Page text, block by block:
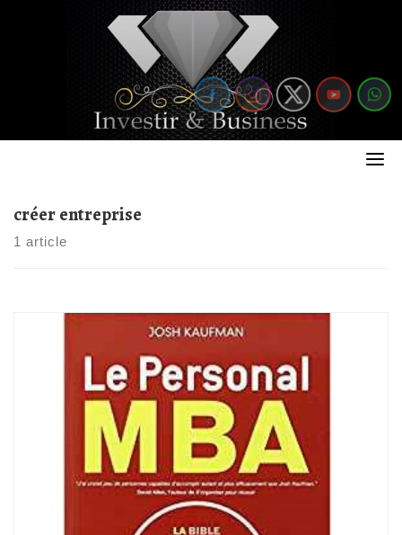
créer entreprise
1 article